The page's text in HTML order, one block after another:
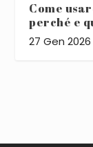
Come
perché e
27 Gen 2026